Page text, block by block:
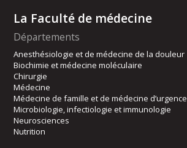
La Faculté de médecine
Départements
Anesthésiologie et de médecine de la douleur
Biochimie et médecine moléculaire
Chirurgie
Médecine
Médecine de famille et de médecine d’urgence
Microbiologie, infectiologie et immunologie
Neurosciences
Nutrition